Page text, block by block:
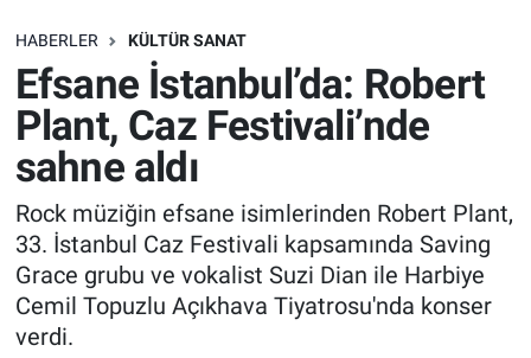
HABERLER KÜLTÜR SANAT
Efsane İstanbul’da: Robert
Plant, Caz Festivali’nde
sahne aldı
Rock müziğin efsane isimlerinden Robert Plant,
33. İstanbul Caz Festivali kapsamında Saving
Grace grubu ve vokalist Suzi Dian ile Harbiye
Cemil Topuzlu Açıkhava Tiyatrosu'nda konser
verdi.
SAĞLIK
EKONOMİ
EĞİTİM
ÖZEL HABER
Keşfet
ASTROLOJİ